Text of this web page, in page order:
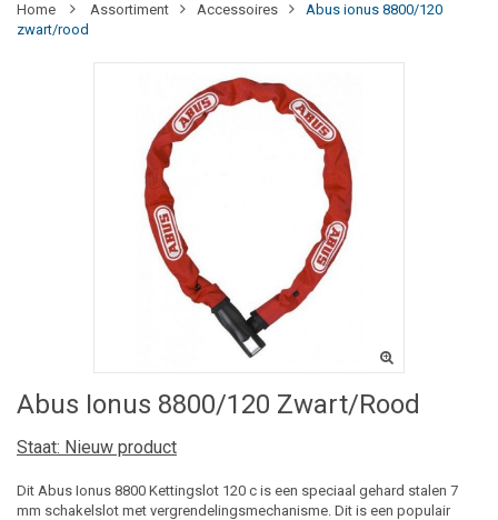
Home Assortiment Accessoires
Abus ionus 8800/120
zwart/rood
Abus Ionus 8800/120 Zwart/rood
Staat: Nieuw product
Dit Abus Ionus 8800 Kettingslot 120 c is een speciaal gehard stalen 7
mm schakelslot met vergrendelingsmechanisme. Dit is een populair